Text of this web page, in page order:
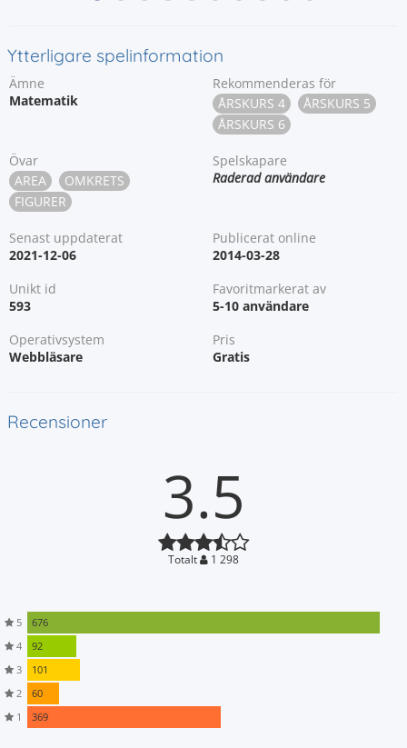
Ytterligare spelinformation
Ämne
Matematik
Rekommenderas för
ÅRSKURS 4
ÅRSKURS 5
ÅRSKURS 6
Övar
AREA
OMKRETS
FIGURER
Spelskapare
Raderad användare
Senast uppdaterat
2021-12-06
Publicerat online
2014-03-28
Unikt id
593
Favoritmarkerat av
5-10 användare
Operativsystem
Webbläsare
Pris
Gratis
Recensioner
3.5
Totalt 1 298
5
676
4
92
3
101
2
60
1
369